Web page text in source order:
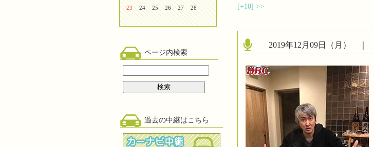
23
24 25 26 27 28
ページ内検索
過去の中継はこちら
[+10] >>
2019年12月09日（月） ｜